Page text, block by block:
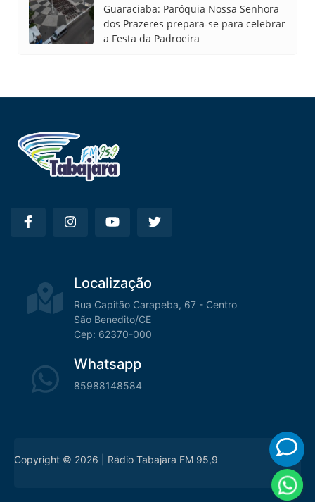
Guaraciaba: Paróquia Nossa Senhora
dos Prazeres prepara-se para celebrar
a Festa da Padroeira
Localização
Rua Capitão Carapeba, 67 - Centro
São Benedito/CE
Cep: 62370-000
Whatsapp
85988148584
Copyright © 2026 | Rádio Tabajara FM 95,9